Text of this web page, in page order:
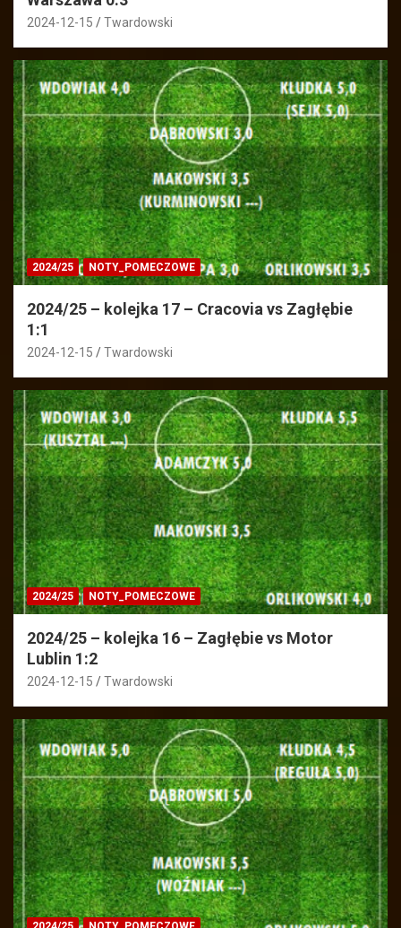
2024-12-15 Twardowski
2024/25 NOTY_POMECZOWE
2024/25 – kolejka 17 – Cracovia vs Zagłębie
1:1
2024-12-15 Twardowski
2024/25 NOTY_POMECZOWE
2024/25 – kolejka 16 – Zagłębie vs Motor
Lublin 1:2
2024-12-15 Twardowski